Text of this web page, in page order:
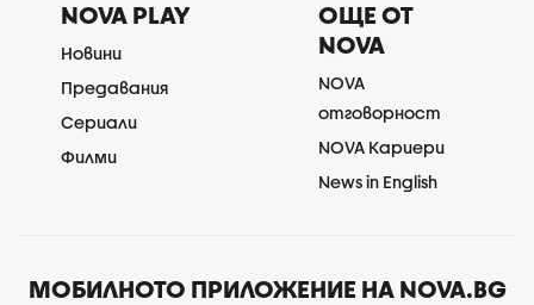
NOVA PLAY
Новини
Предавания
Сериали
Филми
ОЩЕ ОТ
NOVA
NOVA
отговорност
NOVA Кариери
News in English
МОБИЛНОТО ПРИЛОЖЕНИЕ НА NOVA.BG